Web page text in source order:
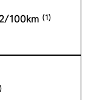
100km